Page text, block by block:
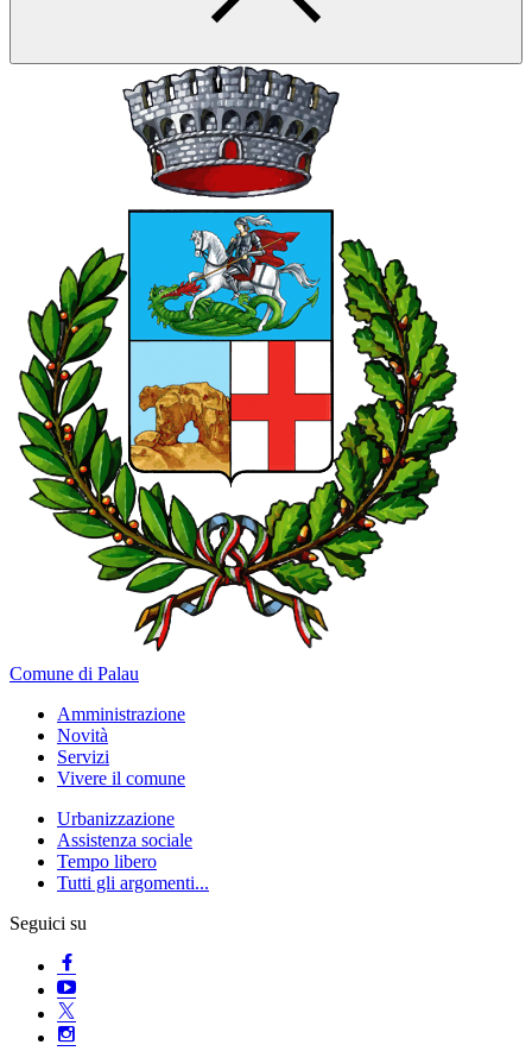
Comune di Palau
Amministrazione
Novità
Servizi
Vivere il comune
Urbanizzazione
Assistenza sociale
Tempo libero
Tutti gli argomenti...
Seguici su